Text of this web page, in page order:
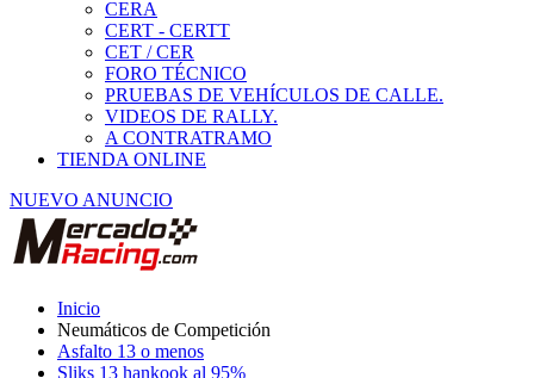
CET / CER
FORO TÉCNICO
PRUEBAS DE VEHÍCULOS DE CALLE.
VIDEOS DE RALLY.
A CONTRATRAMO
TIENDA ONLINE
NUEVO ANUNCIO
Neumáticos de Competición
Asfalto 13 o menos
Sliks 13 hankook al 95%